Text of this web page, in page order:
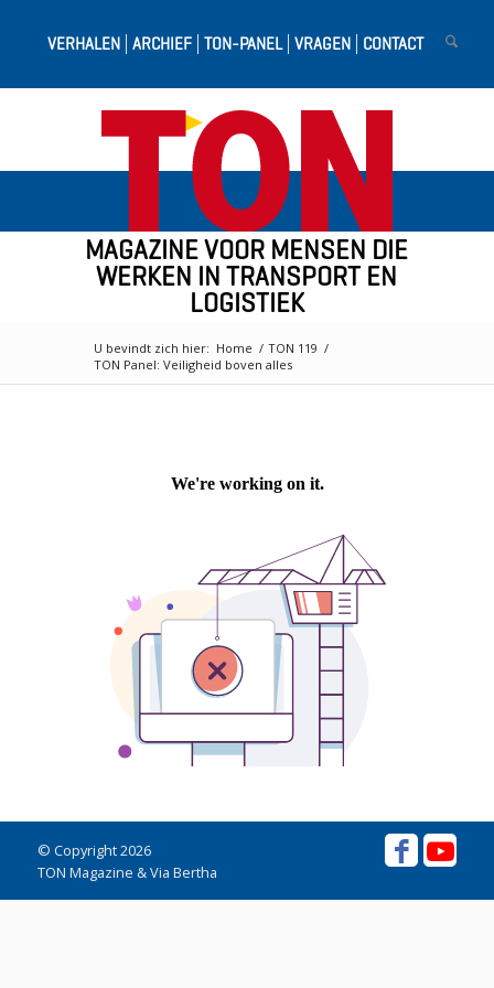
MAGAZINE VOOR MENSEN DIE
WERKEN IN TRANSPORT EN
LOGISTIEK
VERHALEN ARCHIEF TON-PANEL VRAGEN CONTACT
U bevindt zich hier: Home / TON 119 /
TON Panel: Veiligheid boven alles
© Copyright 2026
TON Magazine & Via Bertha